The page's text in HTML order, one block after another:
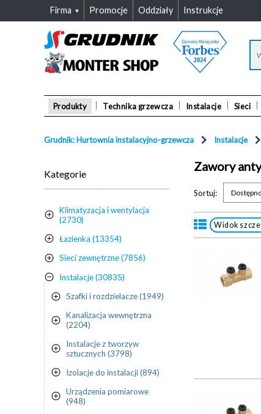
Firma Promocje Oddziały Instrukcje
Produkty Technika grzewcza Instalacje Sieci
Grudnik: Hurtownia instalacyjno-grzewcza Instalacje
Kategorie
Klimatyzacja i wentylacja
(2730)
Łazienka (13354)
Sieci zewnętrzne (7856)
Instalacje (30835)
Szafki i rozdzielacze (1949)
Kanalizacja wewnętrzna
(2204)
Instalacje z tworzyw
sztucznych (3798)
Izolacje do instalacji (894)
Urządzenia pomiarowe
(948)
Zawory
Sortuj:
Widok